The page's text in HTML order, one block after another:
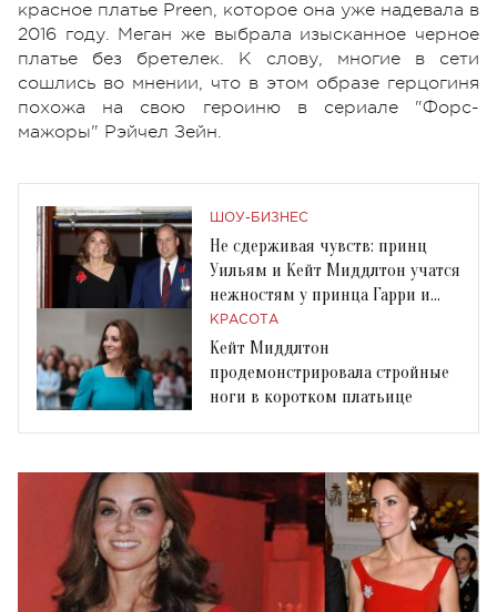
красное платье Preen, которое она уже надевала в
2016 году. Меган же выбрала изысканное черное
платье без бретелек. К слову, многие в сети
сошлись во мнении, что в этом образе герцогиня
похожа на свою героиню в сериале "Форс-
мажоры" Рэйчел Зейн.
ШОУ-БИЗНЕС
Не сдерживая чувств: принц
Уильям и Кейт Миддлтон учатся
нежностям у принца Гарри и
Меган Маркл
КРАСОТА
Кейт Миддлтон
продемонстрировала стройные
ноги в коротком платьице